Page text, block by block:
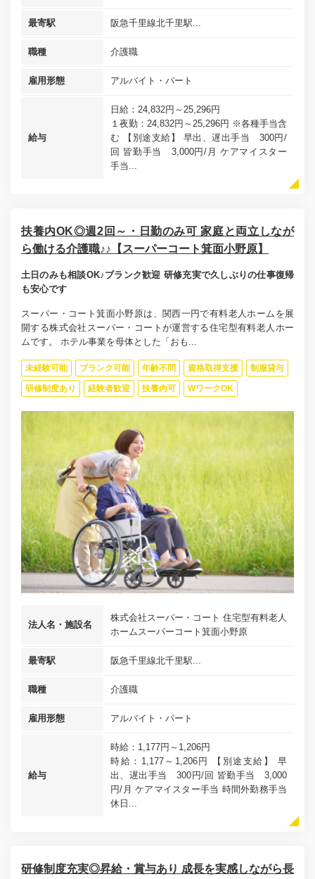
最寄駅 阪急千里線北千里駅...
職種 介護職
雇用形態 アルバイト・パート
給与
日給：24,832円～25,296円
１夜勤：24,832円～25,296円 ※各種手当含
む 【別途支給】 早出、遅出手当 300円/
回 皆勤手当 3,000円/月 ケアマイスター
手当...
扶養内OK◎週2回～・日勤のみ可 家庭と両立しなが
ら働ける介護職♪♪【スーパーコート箕面小野原】
土日のみも相談OK♪ブランク歓迎 研修充実で久しぶりの仕事復帰
も安心です
スーパー・コート箕面小野原は、関西一円で有料老人ホームを展
開する株式会社スーパー・コートが運営する住宅型有料老人ホー
ムです。 ホテル事業を母体とした「おも...
未経験可能 ブランク可能 年齢不問 資格取得支援 制服貸与
研修制度あり 経験者歓迎 扶養内可 WワークOK
法人名・施設名
株式会社スーパー・コート 住宅型有料老人
ホームスーパーコート箕面小野原
最寄駅 阪急千里線北千里駅...
職種 介護職
雇用形態 アルバイト・パート
給与
時給：1,177円～1,206円
時給：1,177～1,206円 【別途支給】 早
出、遅出手当 300円/回 皆勤手当 3,000
円/月 ケアマイスター手当 時間外勤務手当
休日...
研修制度充実◎昇給・賞与あり 成長を実感しながら長